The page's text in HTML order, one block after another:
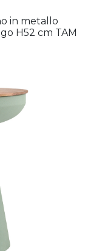
in metallo
H52 cm TAM